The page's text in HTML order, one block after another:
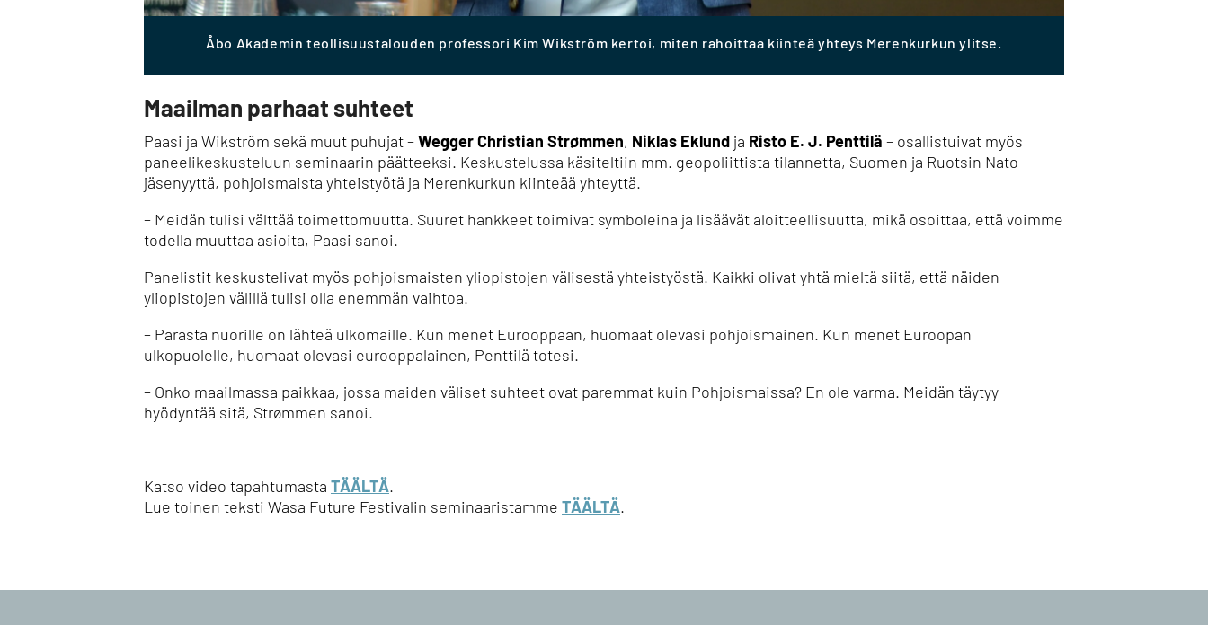
Åbo Akademin teollisuustalouden professori Kim Wikström kertoi, miten rahoittaa kiinteä yhteys Merenkurkun ylitse.
Maailman parhaat suhteet
Paasi ja Wikström sekä muut puhujat –Wegger Christian Strømmen, Niklas Eklund ja Risto E. J. Penttilä – osallistuivat myös
paneelikeskusteluun seminaarin päätteeksi. Keskustelussa käsiteltiin mm. geopoliittista tilannetta, Suomen ja Ruotsin Nato-
jäsenyyttä, pohjoismaista yhteistyötä ja Merenkurkun kiinteää yhteyttä.
– Meidän tulisi välttää toimettomuutta. Suuret hankkeet toimivat symboleina ja lisäävät aloitteellisuutta, mikä osoittaa, että voimme
todella muuttaa asioita, Paasi sanoi.
Panelistit keskustelivat myös pohjoismaisten yliopistojen välisestä yhteistyöstä. Kaikki olivat yhtä mieltä siitä, että näiden
yliopistojen välillä tulisi olla enemmän vaihtoa.
– Parasta nuorille on lähteä ulkomaille. Kun menet Eurooppaan, huomaat olevasi pohjoismainen. Kun menet Euroopan
ulkopuolelle, huomaat olevasi eurooppalainen, Penttilä totesi.
– Onko maailmassa paikkaa, jossa maiden väliset suhteet ovat paremmat kuin Pohjoismaissa? En ole varma. Meidän täytyy
hyödyntää sitä, Strømmen sanoi.
Katso video tapahtumasta TÄÄLTÄ.
Lue toinen teksti Wasa Future Festivalin seminaaristamme TÄÄLTÄ.